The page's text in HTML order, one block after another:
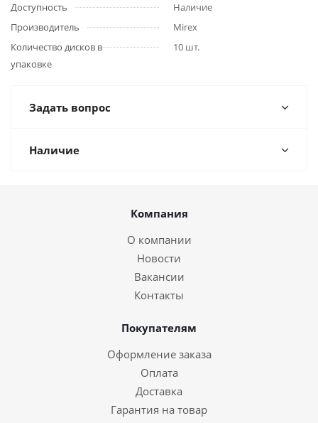
Доступность
Наличие
Производитель
Mirex
Количество дисков в
упаковке
10 шт.
Задать вопрос
Наличие
Компания
О компании
Новости
Вакансии
Контакты
Покупателям
Оформление заказа
Оплата
Доставка
Гарантия на товар